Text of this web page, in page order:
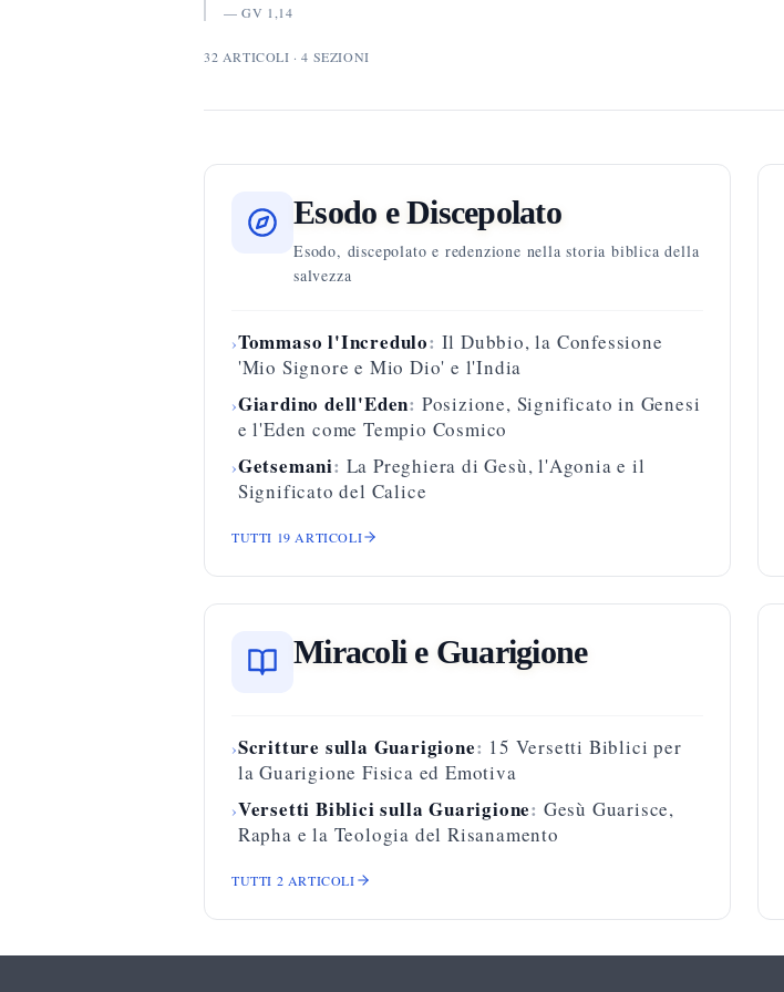
—GV 1,14
32 ARTICOLI ·4 SEZIONI
Esodo e Discepolato
Esodo, discepolato e redenzione nella storia biblica della
salvezza
›Tommaso l'Incredulo: Il Dubbio, la Confessione
'Mio Signore e Mio Dio' e l'India
›Giardino dell'Eden: Posizione, Significato in Genesi
e l'Eden come Tempio Cosmico
›Getsemani: La Preghiera di Gesù, l'Agonia e il
Significato del Calice
TUTTI 19 ARTICOLI
Miracoli e Guarigione
›Scritture sulla Guarigione: 15 Versetti Biblici per
la Guarigione Fisica ed Emotiva
›Versetti Biblici sulla Guarigione: Gesù Guarisce,
Rapha e la Teologia del Risanamento
TUTTI 2 ARTICOLI